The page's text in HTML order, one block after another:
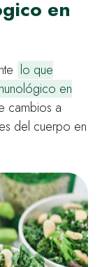
en
lo que
en
cambios a
del cuerpo en